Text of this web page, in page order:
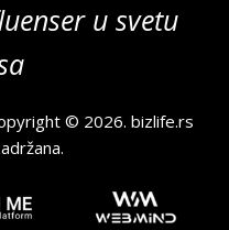
u svetu
© 2026.bizlife.rs